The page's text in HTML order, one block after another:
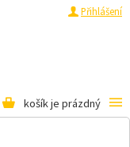
Přihlášení
košík je prázdný